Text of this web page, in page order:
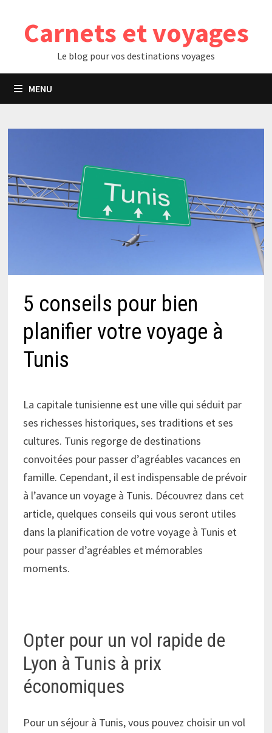
contenuCarnets et voyages
Le blog pour vos destinations voyages
MENU
5 conseils pour bien
planifier votre voyage à
Tunis
La capitale tunisienne est une ville qui séduit par
ses richesses historiques, ses traditions et ses
cultures. Tunis regorge de destinations
convoitées pour passer d’agréables vacances en
famille. Cependant, il est indispensable de prévoir
à l’avance un voyage à Tunis. Découvrez dans cet
article, quelques conseils qui vous seront utiles
dans la planification de votre voyage à Tunis et
pour passer d’agréables et mémorables
moments.
Opter pour un vol rapide de
Lyon à Tunis à prix
économiques
Pour un séjour à Tunis, vous pouvez choisir un vol